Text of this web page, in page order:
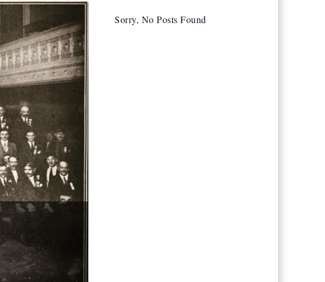
Sorry, No Posts Found